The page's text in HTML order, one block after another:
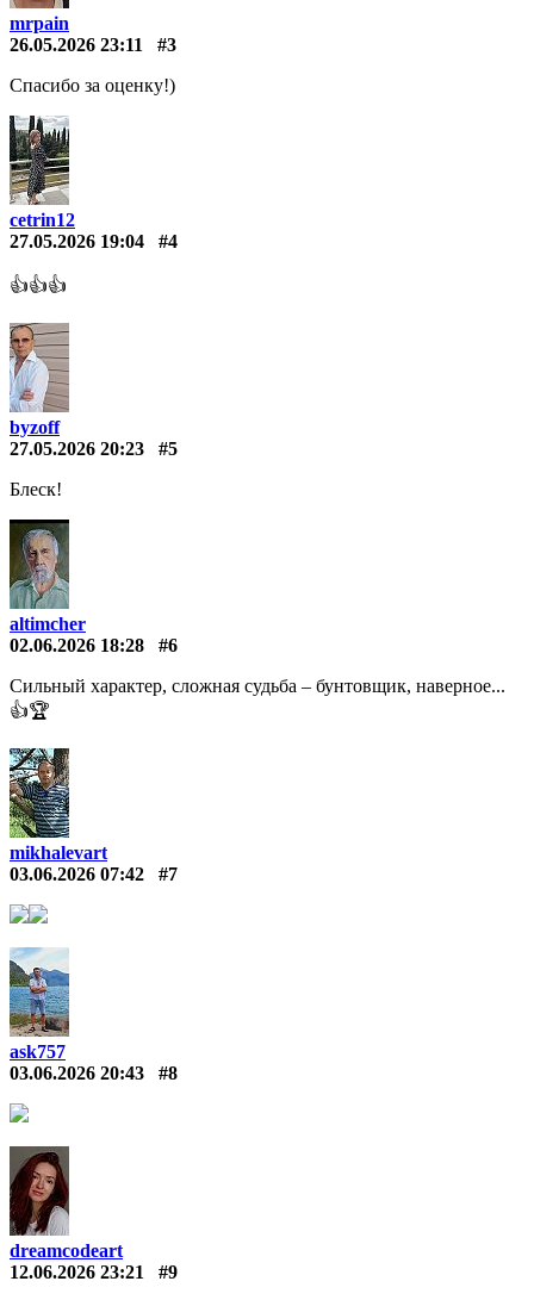
mrpain
26.05.2026 23:11
#3
Спасибо за оценку!)
cetrin12
27.05.2026 19:04
#4
👍👍👍
byzoff
27.05.2026 20:23
#5
Блеск!
altimcher
02.06.2026 18:28
#6
Сильный характер, сложная судьба – бунтовщик, наверное...
👍🏆
mikhalevart
03.06.2026 07:42
#7
ask757
03.06.2026 20:43
#8
dreamcodeart
12.06.2026 23:21
#9